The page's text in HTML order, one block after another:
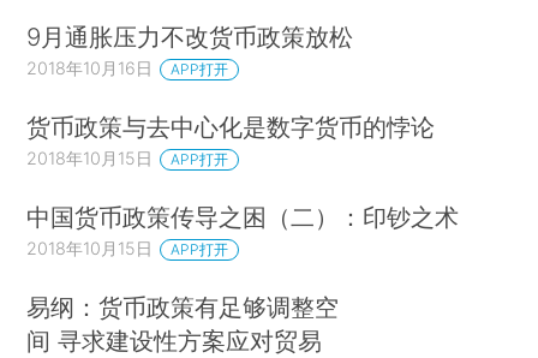
9月通胀压力不改货币政策放松
2018年10月16日 APP打开
货币政策与去中心化是数字货币的悖论
2018年10月15日 APP打开
中国货币政策传导之困（二）：印钞之术
2018年10月15日 APP打开
易纲：货币政策有足够调整空
间 寻求建设性方案应对贸易